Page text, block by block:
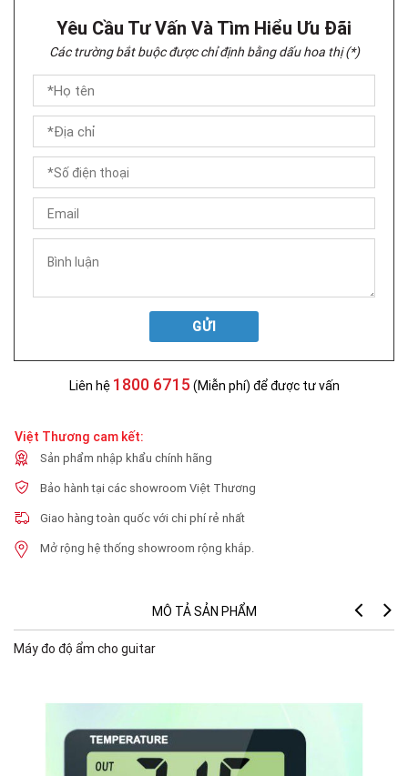
Yêu Cầu Tư Vấn Và Tìm Hiểu Ưu Đãi
Các trường bắt buộc được chỉ định bằng dấu hoa thị (*)
GỬI
Liên hệ 1800 6715 (Miễn phí) để được tư vấn
Việt Thương cam kết:
Sản phẩm nhập khẩu chính hãng
Bảo hành tại các showroom Việt Thương
Giao hàng toàn quốc với chi phí rẻ nhất
Mở rộng hệ thống showroom rộng khắp.
MÔ TẢ SẢN PHẨM
Máy đo độ ẩm cho guitar